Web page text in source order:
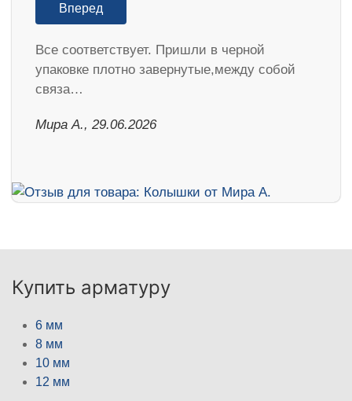
Вперед
Все соответствует. Пришли в черной
упаковке плотно завернутые,между собой
связа…
Мира А., 29.06.2026
Купить арматуру
6 мм
8 мм
10 мм
12 мм